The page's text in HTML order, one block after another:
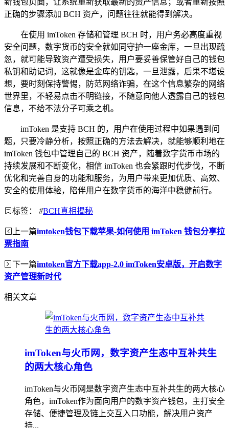
正确的步骤添加 BCH 资产，问题往往就能得到解决。
在使用 imToken 存储和管理 BCH 时，用户务必高度重视
安全问题，数字货币的安全就如同守护一座金库，一旦出现疏
忽，就可能导致资产遭受损失，用户要妥善保管好自己的钱包
私钥和助记词，这就像是金库的钥匙，一旦泄露，后果不堪设
想，要时刻保持警惕，防范网络诈骗，在这个信息繁杂的网络
世界里，不轻易点击不明链接，不随意向他人透露自己的钱包
信息，不给不法分子可乘之机。
imToken 是支持 BCH 的，用户在使用过程中如果遇到问
题，只要冷静分析，按照正确的方法去解决，就能够顺利地在
imToken 钱包中管理自己的 BCH 资产，随着数字货币市场的
持续发展和不断变化，相信 imToken 也会紧跟时代步伐，不断
优化和完善自身的功能和服务，为用户带来更加优质、高效、
安全的使用体验，陪伴用户在数字货币的海洋中稳健前行。
标签： #BCH真相揭秘
上一篇imtoken钱包下载苹果-如何使用 imToken 钱包分享拉
票指南
下一篇imtoken官方下载app-2.0 imToken安卓版，开启数字
资产管理新时代
相关文章
imToken与火币网，数字资产生态中互补共生
的两大核心角色
imToken与火币网是数字资产生态中互补共生的两大核心
角色，imToken作为面向用户的数字资产钱包，主打安全
存储、便捷管理及链上交互入口功能，解决用户资产
持...